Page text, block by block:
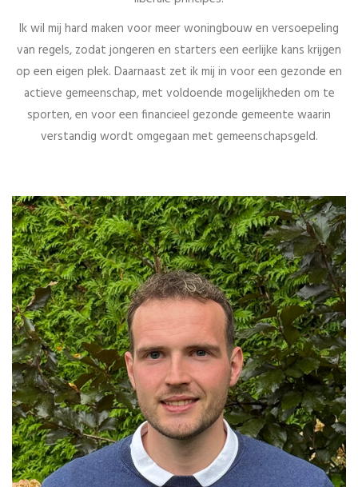
Ik wil mij hard maken voor meer woningbouw en versoepeling
van regels, zodat jongeren en starters een eerlijke kans krijgen
op een eigen plek. Daarnaast zet ik mij in voor een gezonde en
actieve gemeenschap, met voldoende mogelijkheden om te
sporten, en voor een financieel gezonde gemeente waarin
verstandig wordt omgegaan met gemeenschapsgeld.